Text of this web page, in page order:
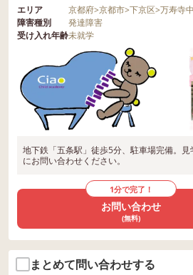
エリア 京都府>京都市>下京区>万寿寺
障害種別
発達障害
受け入れ年齢未就学
地下鉄「五条駅」徒歩5分、駐車場完備。
にお問い合わせください。
1分で完了！
お問い合わせ
(無料)
まとめて問い合わせする